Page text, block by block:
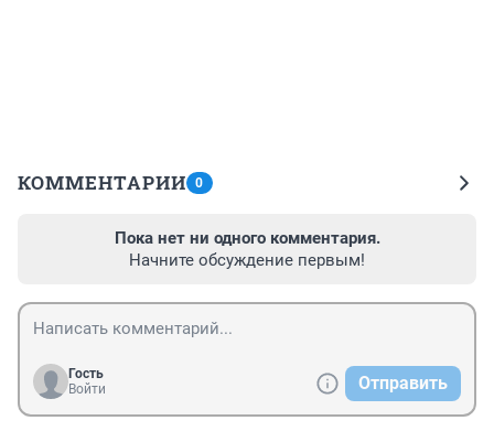
КОММЕНТАРИИ 0
Пока нет ни одного комментария.
Начните обсуждение первым!
Гость
Войти
Отправить